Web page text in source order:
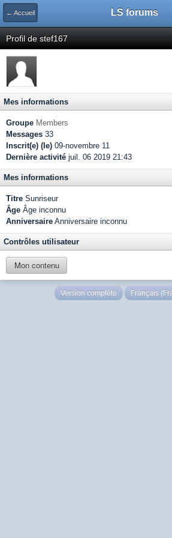
← Accueil LS forums
Profil de stef167
Mes informations
Groupe Members
Messages 33
Inscrit(e) (le) 09-novembre 11
Dernière activité juil. 06 2019 21:43
Mes informations
Titre Sunriseur
Âge Âge inconnu
Anniversaire Anniversaire inconnu
Contrôles utilisateur
Mon contenu
Version complète Français